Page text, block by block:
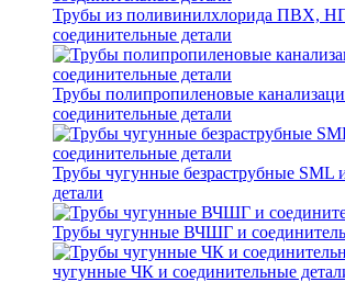
Трубы из поливинилхлорида ПВХ,
соединительные детали
Трубы полипропиленовые
соединительные детали
Трубы чугунные безраструбные SML
детали
Трубы чугунные ВЧШГ и
чугунные ЧК и соединительные